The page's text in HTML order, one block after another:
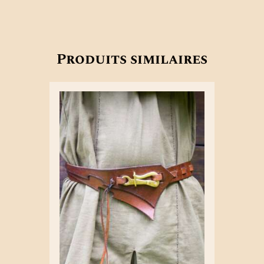
Produits similaires